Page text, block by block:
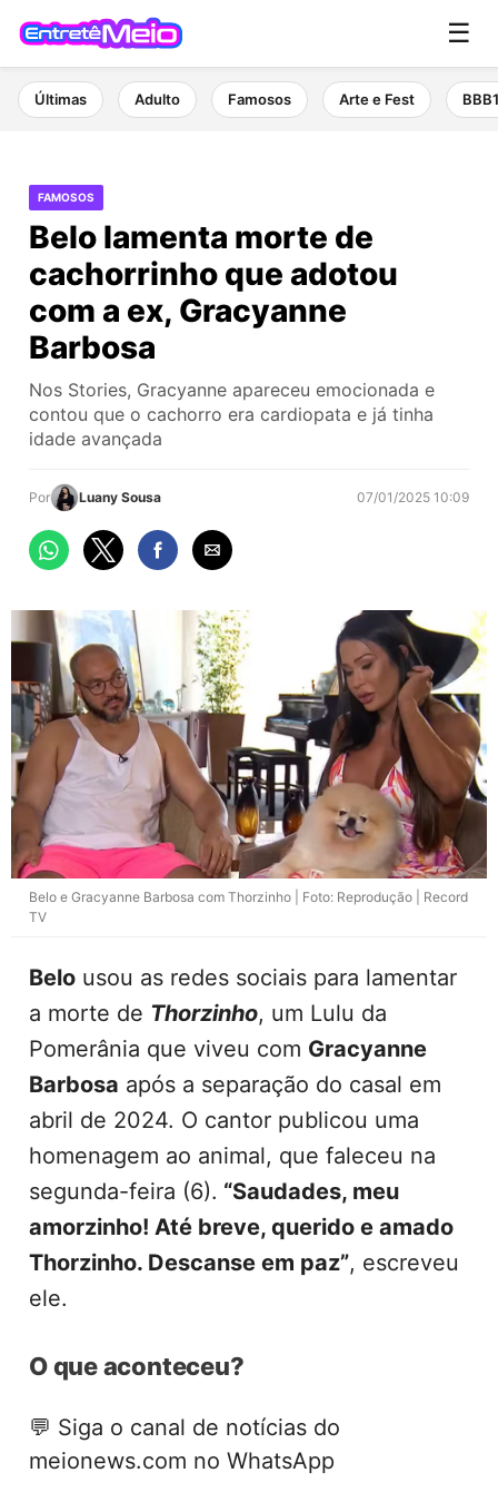
☰
Últimas Adulto Famosos Arte e Fest
FAMOSOS
Belo lamenta morte de
cachorrinho que adotou
com a ex, Gracyanne
Barbosa
Nos Stories, Gracyanne apareceu emocionada e
contou que o cachorro era cardiopata e já tinha
idade avançada
Por Luany Sousa 07/01/2025 10:09
Belo e Gracyanne Barbosa com Thorzinho | Foto: Reprodução | Record
TV
Belo usou as redes sociais para lamentar
a morte de Thorzinho, um Lulu da
Pomerânia que viveu com Gracyanne
Barbosa após a separação do casal em
abril de 2024. O cantor publicou uma
homenagem ao animal, que faleceu na
segunda-feira (6). “Saudades, meu
amorzinho! Até breve, querido e amado
Thorzinho. Descanse em paz”, escreveu
ele.
O que aconteceu?
💬 Siga o canal de notícias do
meionews.com no WhatsApp